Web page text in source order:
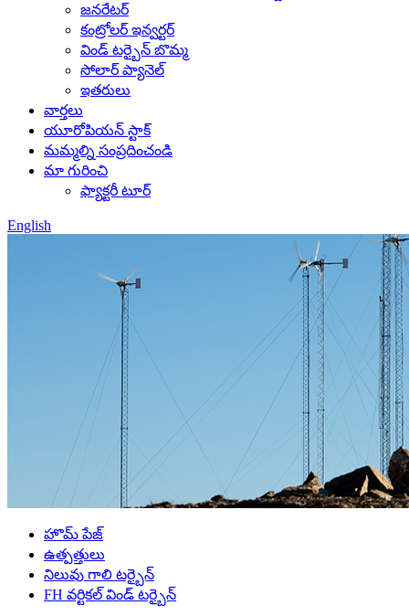
జనరేటర్
కంట్రోలర్ ఇన్వర్టర్
విండ్ టర్బైన్ బొమ్మ
సోలార్ ప్యానెల్
ఇతరులు
వార్తలు
యూరోపియన్ స్టాక్
మమ్మల్ని సంప్రదించండి
మా గురించి
ఫ్యాక్టరీ టూర్
English
హొమ్ పేజ్
ఉత్పత్తులు
నిలువు గాలి టర్బైన్
FH వర్టికల్ విండ్ టర్బైన్